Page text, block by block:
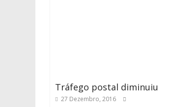
Tráfego postal diminuiu
27 Dezembro, 2016